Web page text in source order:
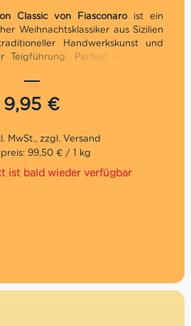
Classic von Fiasconaroist ein
Weihnachtsklassiker aus Sizilien
Handwerkskunst und
Teigführung. Perfekt als kleines
Teezeit.
süß, aromatisch und fein duftend
Mutterhefe, lange
Aromen
Zibibbo Likörwein IGP
9,95 €
99,50 € / 1 kg
ist bald wieder verfügbar